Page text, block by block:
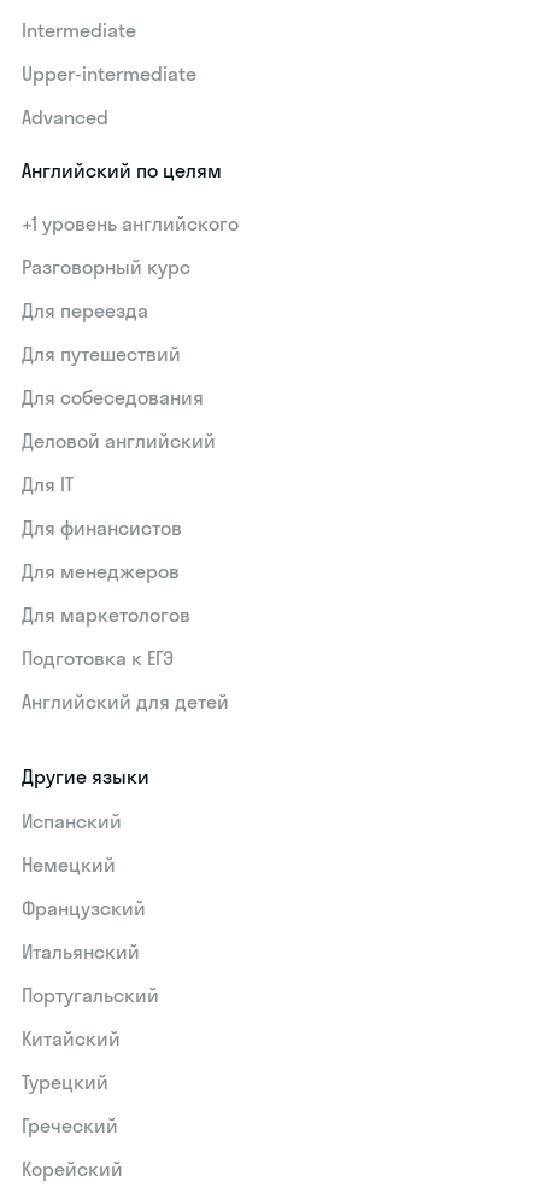
Intermediate
Upper-intermediate
Advanced
Английский по целям
+1 уровень английского
Разговорный курс
Для переезда
Для путешествий
Для собеседования
Деловой английский
Для IT
Для финансистов
Для менеджеров
Для маркетологов
Подготовка к ЕГЭ
Английский для детей
Другие языки
Испанский
Немецкий
Французский
Итальянский
Португальский
Китайский
Турецкий
Греческий
Корейский